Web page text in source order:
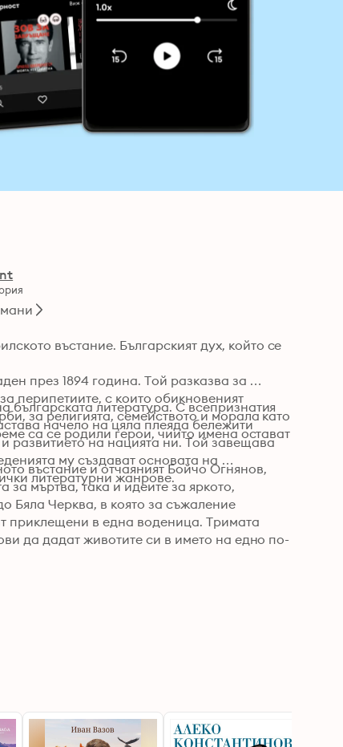
въстание. Българският дух, който се
през 1894 година. Той разказва за
перипетиите, с които обикновеният
за религията, семейството и морала като
са се родили герои, чиито имена остават
въстание и отчаяният Бойчо Огнянов,
за мъртва, така и идеите за яркото,
Бяла Черква, в която за съжаление
приклещени в една воденица. Тримата
да дадат животите си в името на едно по-
литература. С всепризнатия
начело на цяла плеяда бележити
развитието на нацията ни. Той завещава
му създават основата на
литературни жанрове.